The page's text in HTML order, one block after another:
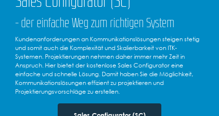
- der einfache Weg zum richtigen System
Kundenanforderungen an Kommunikationslösungen steigen stetig
und somit auch die Komplexität und Skalierbarkeit von ITK-
Systemen. Projektierungen nehmen daher immer mehr Zeit in
Anspruch. Hier bietet der kostenlose Sales Configurator eine
einfache und schnelle Lösung. Damit haben Sie die Möglichkeit,
Kommunikationslösungen effizient zu projektieren und
Projektierungsvorschläge zu erstellen.